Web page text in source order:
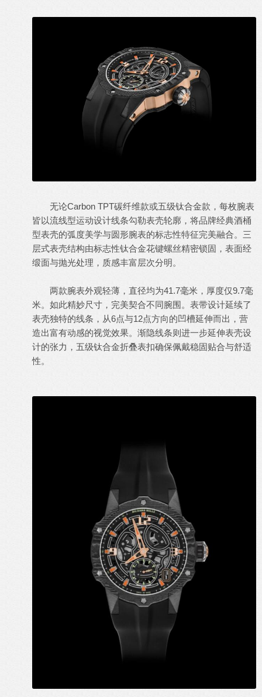
无论Carbon TPT碳纤维款或五级钛合金款，每枚腕表
皆以流线型运动设计线条勾勒表壳轮廓，将品牌经典酒桶
型表壳的弧度美学与圆形腕表的标志性特征完美融合。三
层式表壳结构由标志性钛合金花键螺丝精密锁固，表面经
缎面与抛光处理，质感丰富层次分明。
两款腕表外观轻薄，直径均为41.7毫米，厚度仅9.7毫
米。如此精妙尺寸，完美契合不同腕围。表带设计延续了
表壳独特的线条，从6点与12点方向的凹槽延伸而出，营
造出富有动感的视觉效果。渐隐线条则进一步延伸表壳设
计的张力，五级钛合金折叠表扣确保佩戴稳固贴合与舒适
性。